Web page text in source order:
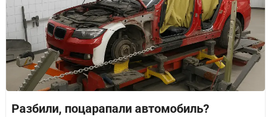
Разбили, поцарапали автомобиль?